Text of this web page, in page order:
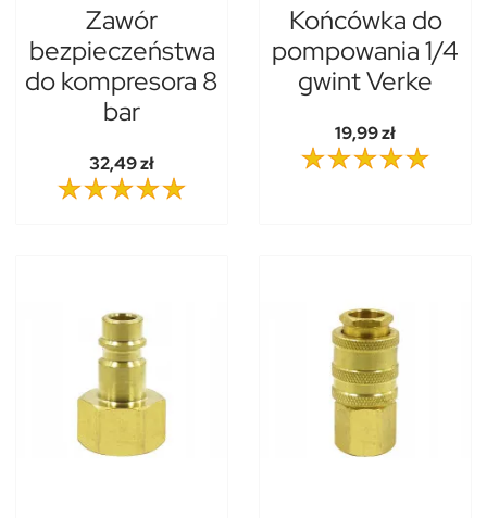
Zawór
bezpieczeństwa
do kompresora 8
bar
32,49 zł
Końcówka do
pompowania 1/4
gwint Verke
19,99 zł